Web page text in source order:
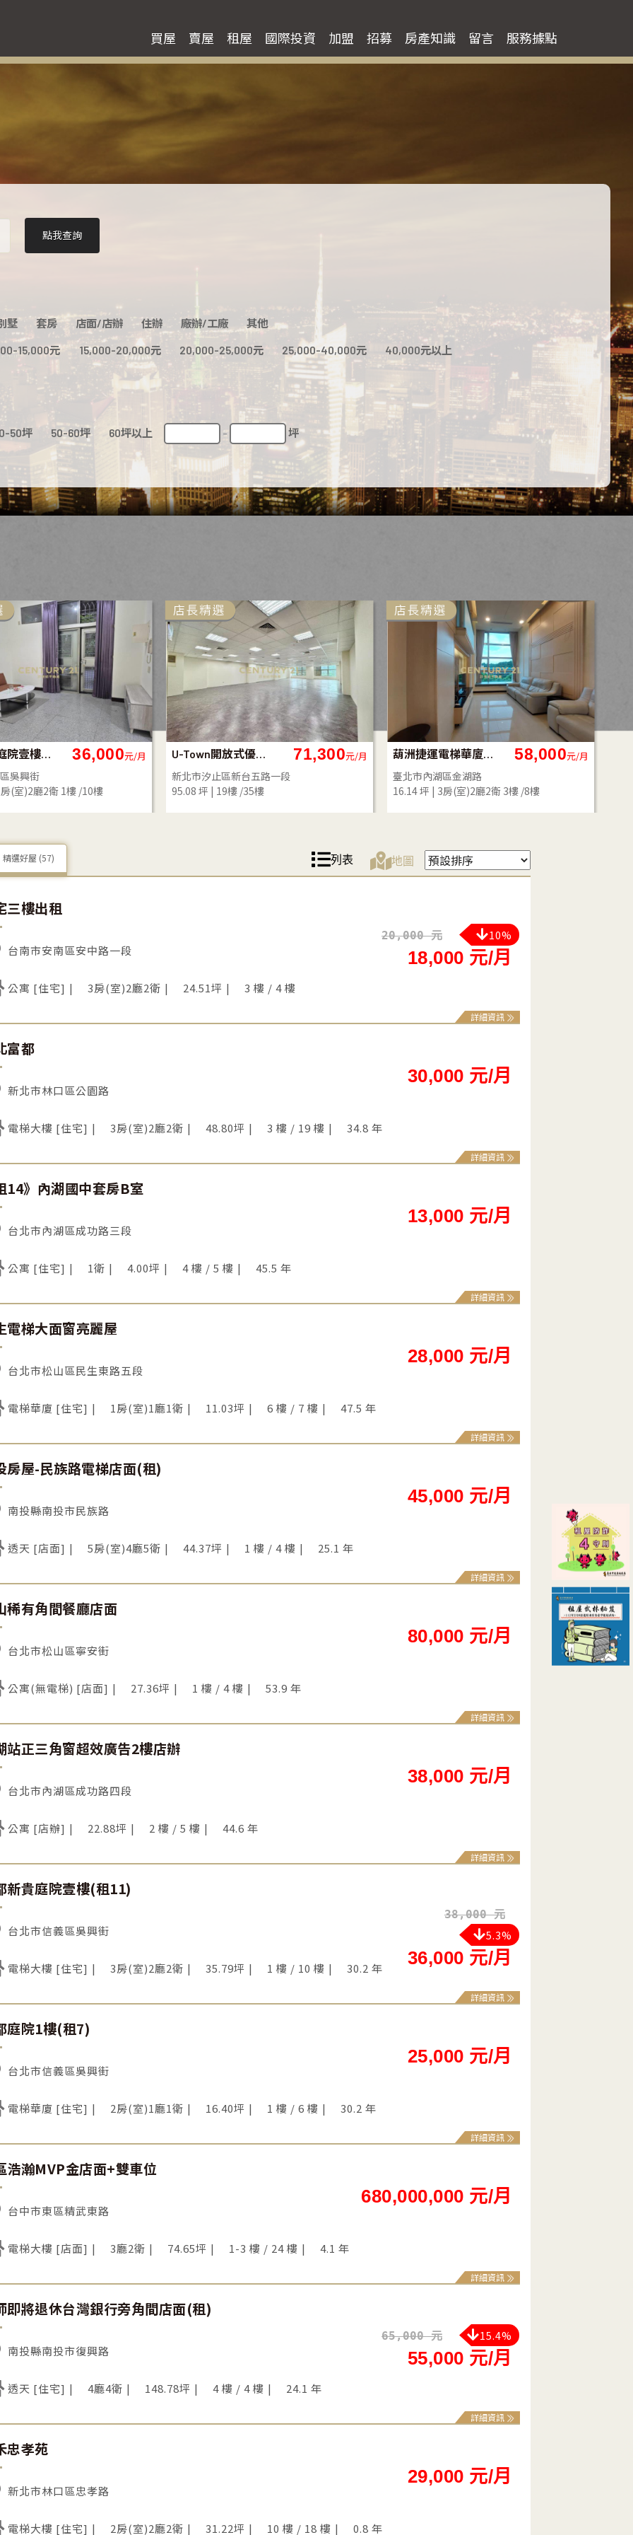
買屋 賣屋 租屋 國際投資 加盟 招募 房產知識 留言 服務據點
點我查詢
墅 套房 店面/店辦 住辦 廠辦/工廠 其他
15,000元 15,000-20,000元 20,000-25,000元 25,000-40,000元 40,000元以上
50坪 50-60坪 60坪以上 - 坪
36,000元/月
住都新貴庭院壹樓(租11)
吳興街
(室)2廳2衛 1樓 /10樓
71,300元/月
U-Town開放式優質廠辦-21商仲
新北市汐止區新台五路一段
95.08 坪
19樓 /35樓
58,000元/月
葫洲捷運電梯華廈湖麗double
臺北市內湖區金湖路
16.14 坪
3房(室)2廳2衛 3樓 /8樓
精選好屋 (57) 列表 地圖
三樓出租
台南市安南區安中路一段
公寓 [住宅] 3房(室)2廳2衛 24.51坪 3 樓 / 4 樓
20,000 元 10%
18,000 元/月
詳細資訊
富都
新北市林口區公園路
電梯大樓 [住宅] 3房(室)2廳2衛 48.80坪 3 樓 / 19 樓 34.8 年
30,000 元/月
詳細資訊
14》內湖國中套房B室
台北市內湖區成功路三段
公寓 [住宅] 1衛 4.00坪 4 樓 / 5 樓 45.5 年
13,000 元/月
詳細資訊
電梯大面窗亮麗屋
台北市松山區民生東路五段
電梯華廈 [住宅] 1房(室)1廳1衛 11.03坪 6 樓 / 7 樓 47.5 年
28,000 元/月
詳細資訊
房屋-民族路電梯店面(租)
南投縣南投市民族路
透天 [店面] 5房(室)4廳5衛 44.37坪 1 樓 / 4 樓 25.1 年
45,000 元/月
詳細資訊
稀有角間餐廳店面
台北市松山區寧安街
公寓(無電梯) [店面] 27.36坪 1 樓 / 4 樓 53.9 年
80,000 元/月
詳細資訊
站正三角窗超效廣告2樓店辦
台北市內湖區成功路四段
公寓 [店辦] 22.88坪 2 樓 / 5 樓 44.6 年
38,000 元/月
詳細資訊
新貴庭院壹樓(租11)
台北市信義區吳興街
電梯大樓 [住宅] 3房(室)2廳2衛 35.79坪 1 樓 / 10 樓 30.2 年
38,000 元
5.3%
36,000 元/月
詳細資訊
庭院1樓(租7)
台北市信義區吳興街
電梯華廈 [住宅] 2房(室)1廳1衛 16.40坪 1 樓 / 6 樓 30.2 年
25,000 元/月
詳細資訊
浩瀚MVP金店面+雙車位
台中市東區精武東路
電梯大樓 [店面] 3廳2衛 74.65坪 1-3 樓 / 24 樓 4.1 年
680,000,000 元/月
詳細資訊
即將退休台灣銀行旁角間店面(租)
南投縣南投市復興路
透天 [住宅] 4廳4衛 148.78坪 4 樓 / 4 樓 24.1 年
65,000 元 15.4%
55,000 元/月
詳細資訊
忠孝苑
新北市林口區忠孝路
電梯大樓 [住宅] 2房(室)2廳2衛 31.22坪 10 樓 / 18 樓 0.8 年
29,000 元/月